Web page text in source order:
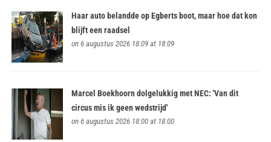
Haar auto belandde op Egberts boot, maar hoe dat kon
blijft een raadsel
on 6 augustus 2026 18:09 at 18:09
Marcel Boekhoorn dolgelukkig met NEC: 'Van dit
circus mis ik geen wedstrijd'
on 6 augustus 2026 18:00 at 18:00